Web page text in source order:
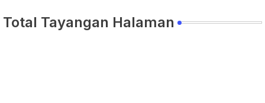
Total Tayangan Halaman